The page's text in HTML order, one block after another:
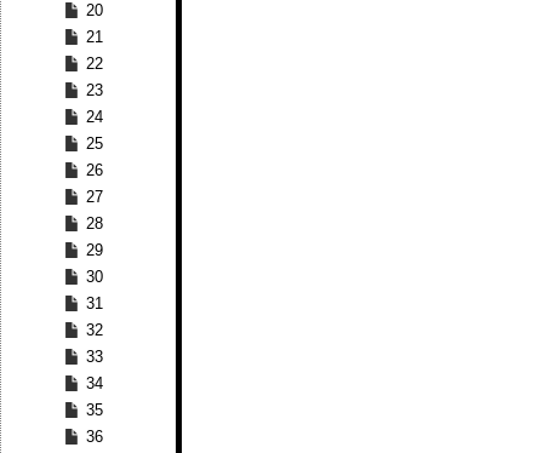
20
21
22
23
24
25
26
27
28
29
30
31
32
33
34
35
36